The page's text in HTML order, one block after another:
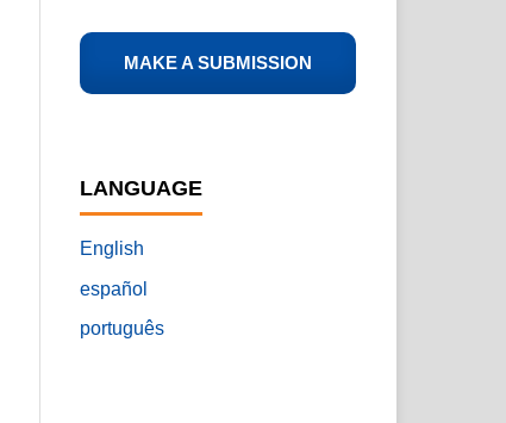
MAKE A SUBMISSION
LANGUAGE
English
español
português